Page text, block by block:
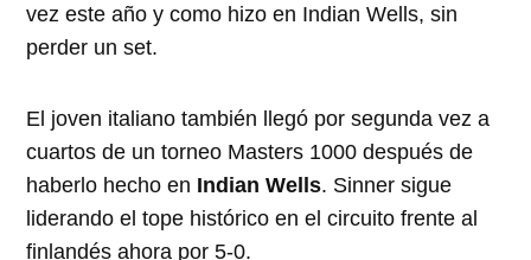
vez este año y como hizo en Indian Wells, sin
perder un set.
El joven italiano también llegó por segunda vez a
cuartos de un torneo Masters 1000 después de
haberlo hecho en Indian Wells. Sinner sigue
liderando el tope histórico en el circuito frente al
finlandés ahora por 5-0.